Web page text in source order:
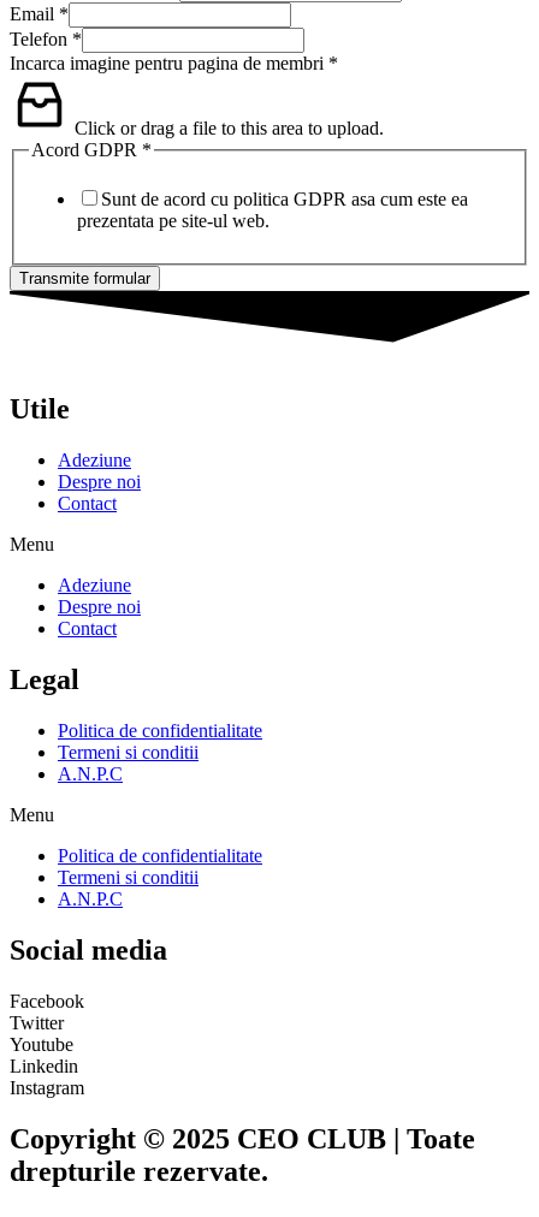
Email *
Telefon *
Incarca imagine pentru pagina de membri *
Click or drag a file to this area to upload.
Acord GDPR *
Sunt de acord cu politica GDPR asa cum este ea
prezentata pe site-ul web.
Transmite formular
Utile
Adeziune
Despre noi
Contact
Menu
Adeziune
Despre noi
Contact
Legal
Politica de confidentialitate
Termeni si conditii
A.N.P.C
Menu
Politica de confidentialitate
Termeni si conditii
A.N.P.C
Social media
Facebook
Twitter
Youtube
Linkedin
Instagram
Copyright © 2025 CEO CLUB | Toate
drepturile rezervate.